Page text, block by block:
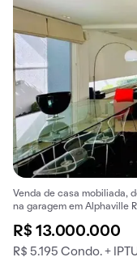
Venda de casa mobiliada,
na garagem em Alphaville
R$ 13.000.000
R$ 5.195 Condo. +